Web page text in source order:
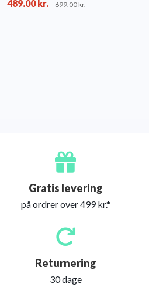
489.00kr. 699.00kr.
Gratis levering
på ordrer over 499 kr.*
Returnering
30 dage